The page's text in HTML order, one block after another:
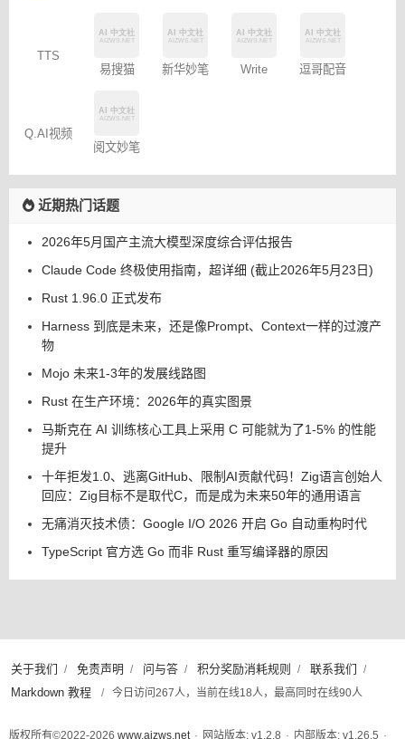
TTS
易搜猫
新华妙笔
Write
神器
Q.AI视频
阅文妙笔
近期热门话题
2026年5月国产主流大模型深度综合评估报告
Claude Code 终极使用指南，超详细 (截止2026年5月23日)
Rust 1.96.0 正式发布
Harness 到底是未来，还是像Prompt、Context一样的过渡产
物
Mojo 未来1-3年的发展线路图
Rust 在生产环境：2026年的真实图景
马斯克在 AI 训练核心工具上采用 C 可能就为了1-5% 的性能
提升
十年拒发1.0、逃离GitHub、限制AI贡献代码！Zig语言创始人
回应：Zig目标不是取代C，而是成为未来50年的通用语言
无痛消灭技术债：Google I/O 2026 开启 Go 自动重构时代
TypeScript 官方选 Go 而非 Rust 重写编译器的原因
关于我们 / 免责声明 / 问与答 / 积分奖励消耗规则 / 联系我们 /
Markdown 教程 / 今日访问267人，当前在线18人，最高同时在线90人
版权所有©2022-2026 www.aizws.net · 网站版本: v1.2.8 · 内部版本: v1.26.5 ·